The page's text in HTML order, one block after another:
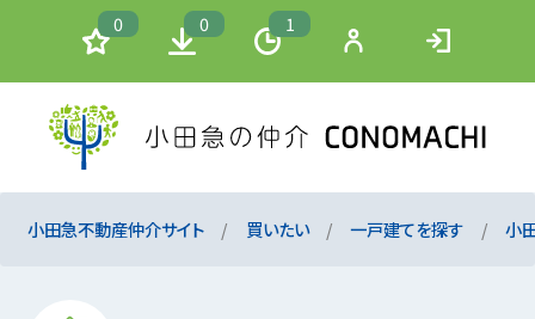
0 0 1
小田急不動産仲介サイト 買いたい 一戸建てを探す 小